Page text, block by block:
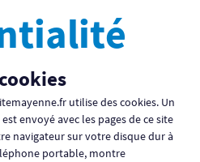
utilise des cookies. Un
envoyé avec les pages de ce site
navigateur sur votre disque dur à
portable, montre